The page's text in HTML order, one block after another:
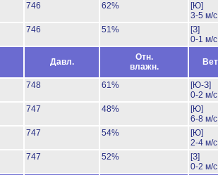
746 62%
[Ю]
3-5 м/с
746 51%
[З]
0-1 м/с
Давл.
Отн.
влажн.
748 61%
[Ю-З]
0-2 м/с
747 48%
[Ю]
6-8 м/с
747 54%
[Ю]
2-4 м/с
747 52%
[З]
0-2 м/с